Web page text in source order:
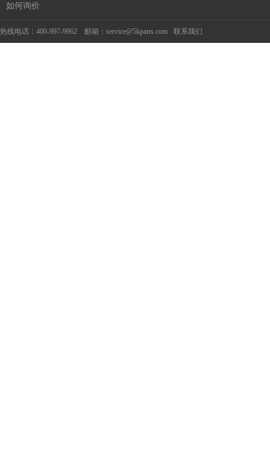
如何询价
热线电话：400-997-9962 邮箱：service@5kparts.com 联系我们